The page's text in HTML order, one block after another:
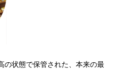
の状態で保管された、本来の最